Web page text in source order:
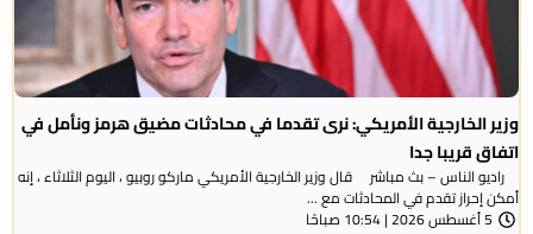
وزير الخارجية الأمريكي: نرى تقدما في محادثات مضيق هرمز ونأمل في
اتفاق قريبا جدا
راديو الناس – بث مباشر قال وزير الخارجية الأمريكي ماركو روبيو ، اليوم الثلاثاء ، إنه
أمكن إحراز تقدم في المحادثات مع ...
5 أغسطس 2026 | 10:54 صباحًا